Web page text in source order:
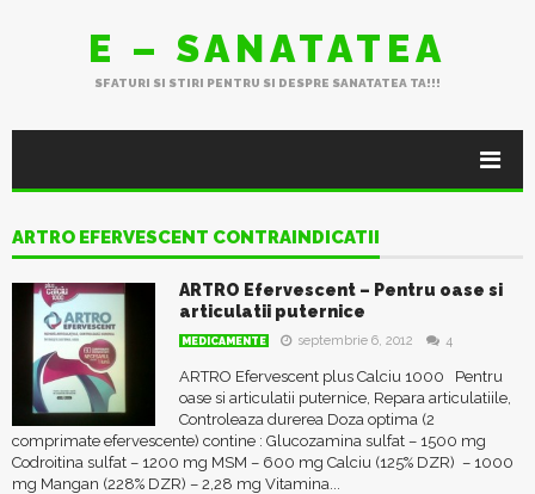
E – SANATATEA
SFATURI SI STIRI PENTRU SI DESPRE SANATATEA TA!!!
ARTRO EFERVESCENT CONTRAINDICATII
ARTRO Efervescent – Pentru oase si
articulatii puternice
MEDICAMENTE septembrie 6, 2012 4
ARTRO Efervescent plus Calciu 1000 Pentru
oase si articulatii puternice, Repara articulatiile,
Controleaza durerea Doza optima (2
comprimate efervescente) contine : Glucozamina sulfat – 1500 mg
Codroitina sulfat – 1200 mg MSM – 600 mg Calciu (125% DZR) – 1000
mg Mangan (228% DZR) – 2,28 mg Vitamina...